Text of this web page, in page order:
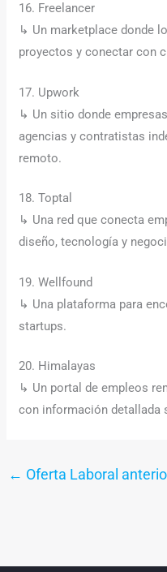
16. Freelancer
↳ Un marketplace donde
proyectos y conectar con
17. Upwork
↳ Un sitio donde
agencias y contratistas
remoto.
18. Toptal
↳ Una red que conecta
diseño, tecnología y
19. Wellfound
↳ Una plataforma para
startups.
20. Himalayas
↳ Un portal de empleos
con información detallada
← Oferta Laboral